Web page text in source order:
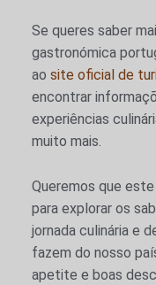
Se queres saber
gastronómica
ao site oficial de
encontrar
experiências
muito mais.
Queremos que
para explorar os
jornada culinária e
fazem do nosso
apetite e boas